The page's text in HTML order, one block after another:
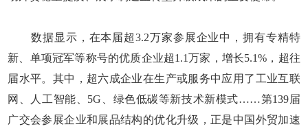
数据显示，在本届超3.2万家参展企业中，拥有专精特
新、单项冠军等称号的优质企业超1.1万家，增长5.1%，超往
届水平。其中，超六成企业在生产或服务中应用了工业互联
网、人工智能、5G、绿色低碳等新技术新模式……第139届
广交会参展企业和展品结构的优化升级，正是中国外贸加速